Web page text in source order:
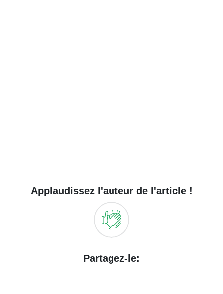
Applaudissez l'auteur de l'article !
Partagez-le: